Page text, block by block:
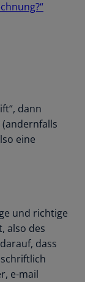
dann
eine
und richtige
also des
dass
e-mail